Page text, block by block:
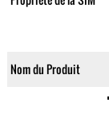
Nom du Produit